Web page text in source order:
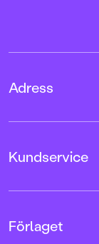
Adress
103 12 Stockholm
Kundservice
Kundservice
Förlaget